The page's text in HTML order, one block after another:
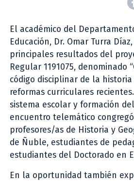
El académico del
Educación, Dr. Omar Turra
principales resultados del
Regular 1191075, denominado
código disciplinar de la
reformas curriculares
sistema escolar y formación
encuentro telemático
profesores/as de Historia y
de Ñuble, estudiantes de
estudiantes del Doctorado en
En la oportunidad también